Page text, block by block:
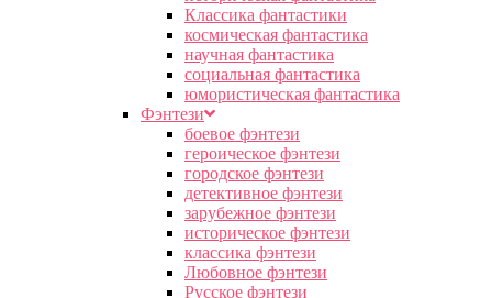
Классика фантастики
космическая фантастика
научная фантастика
социальная фантастика
юмористическая фантастика
Фэнтези
боевое фэнтези
героическое фэнтези
городское фэнтези
детективное фэнтези
зарубежное фэнтези
историческое фэнтези
классика фэнтези
Любовное фэнтези
Русское фэнтези